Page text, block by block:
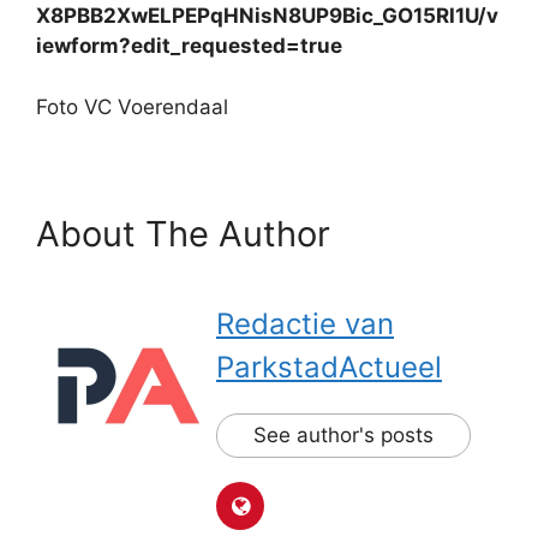
X8PBB2XwELPEPqHNisN8UP9Bic_GO15RI1U/v
iewform?edit_requested=true
Foto VC Voerendaal
About The Author
Redactie van
ParkstadActueel
See author's posts